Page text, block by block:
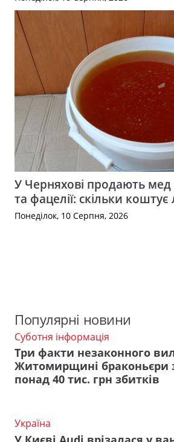
У Черняхові продають мед
та фацелії: скільки коштує
Понеділок, 10 Серпня, 2026
Популярні новини
Суботня інформація
Три факти незаконного
Житомирщині браконьєри
понад 40 тис. грн збитків
Україна